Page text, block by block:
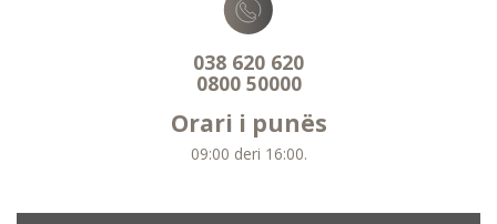
038 620 620
0800 50000
Orari i punës
09:00 deri 16:00.